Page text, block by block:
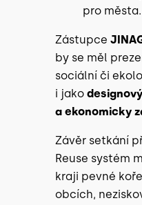
pro města.
Zástupce
by se měl
sociální či
i jako
a ekonomicky
Závěr setkání
Reuse systém
kraji pevné
obcích,